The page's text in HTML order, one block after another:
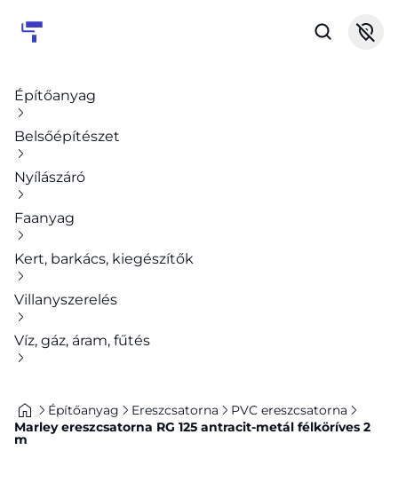
Építőanyag
Belsőépítészet
Nyílászáró
Faanyag
Kert, barkács, kiegészítők
Villanyszerelés
Víz, gáz, áram, fűtés
Építőanyag Ereszcsatorna
PVC ereszcsatorna
Marley ereszcsatorna RG 125 antracit-metál félköríves 2
m